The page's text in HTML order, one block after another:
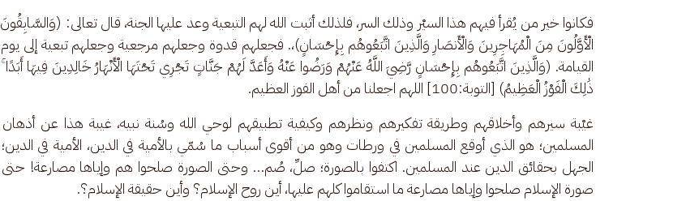
فكانوا خير من يُقرأ فيهم هذا السيْر وذلك السر، فلذلك أثبت الله لهم التبعية وعد عليها الجنة، قال تعالى: (وَالسَّابِقُونَ
الْأَوَّلُونَ مِنَ الْمُهَاجِرِينَ وَالْأَنصَارِ وَالَّذِينَ اتَّبَعُوهُم بِإِحْسَانٍ)،. فجعلهم قدوة وجعلهم مرجعية وجعلهم تبعية إلى يوم
القيامة. (وَالَّذِينَ اتَّبَعُوهُم بِإِحْسَانٍ رَّضِيَ اللَّهُ عَنْهُمْ وَرَضُوا عَنْهُ وَأَعَدَّ لَهُمْ جَنَّاتٍ تَجْرِي تَحْتَهَا الْأَنْهَارُ خَالِدِينَ فِيهَا أَبَدًا ۚ
ذَٰلِكَ الْفَوْزُ الْعَظِيمُ) [التوبة:100] اللهم اجعلنا من أهل الفوز العظيم.
غيْبة سيرهم وأخلاقهم وطريقة تفكيرهم ونظرهم وكيفية تطبيقهم لوحي الله وسُنة نبيه، غيبة هذا عن أذهان
المسلمين؛ هو الذي أوقع المسلمين في ورطات وهو من أقوى أسباب ما سُمّي بالأمية في الدين، الأمية في الدين؛
الجهل بحقائق الدين عند المسلمين. اكتفوا بالصورة؛ صلِّ، صُم… وحتى الصورة صلحوا هم وإياها مصارعة! حتى
صورة الإسلام صلحوا وإياها مصارعة ما استقاموا كلهم عليها، أين روح الإسلام؟ وأين حقيقة الإسلام؟.